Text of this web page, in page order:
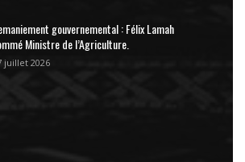
gouvernemental : Félix Lamah
Ministre de l’Agriculture.
juillet 2026